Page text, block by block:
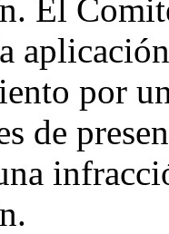
El
por
de